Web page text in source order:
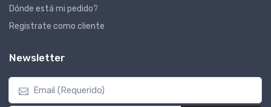
Dónde está mi pedido?
Registrate como cliente
Newsletter